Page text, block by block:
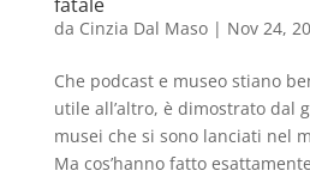
da Cinzia Dal Maso| Nov 24,
Che podcast e museo stiano
utile all’altro, è dimostrato dal
musei che si sono lanciati nel
Ma cos’hanno fatto